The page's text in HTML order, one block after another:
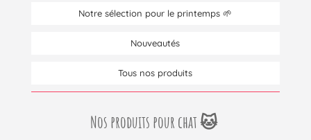
Notre sélection pour le printemps 🌱
Nouveautés
Tous nos produits
Nos produits pour chat 🐱